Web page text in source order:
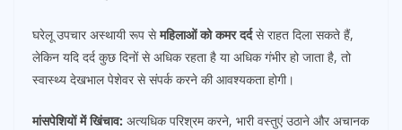
घरेलू उपचार अस्थायी रूप सेमहिलाओं को कमर दर्दसे राहत दिला सकते हैं,
लेकिन यदि दर्द कुछ दिनों से अधिक रहता है या अधिक गंभीर हो जाता है, तो
स्वास्थ्य देखभाल पेशेवर से संपर्क करने की आवश्यकता होगी।
मांसपेशियों में खिंचाव: अत्यधिक परिश्रम करने, भारी वस्तुएं उठाने और अचानक